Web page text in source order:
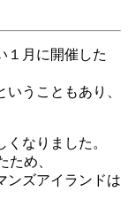
１月に開催した
うこともあり、
なりました。
ため、
ンズアイランドは